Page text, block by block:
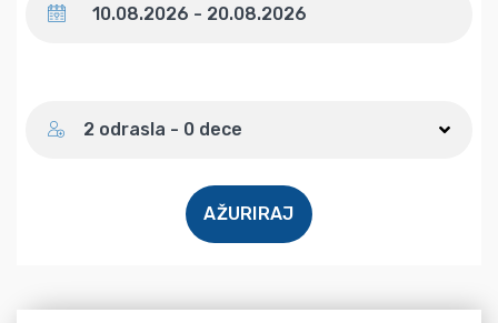
2 odrasla - 0 dece
AŽURIRAJ